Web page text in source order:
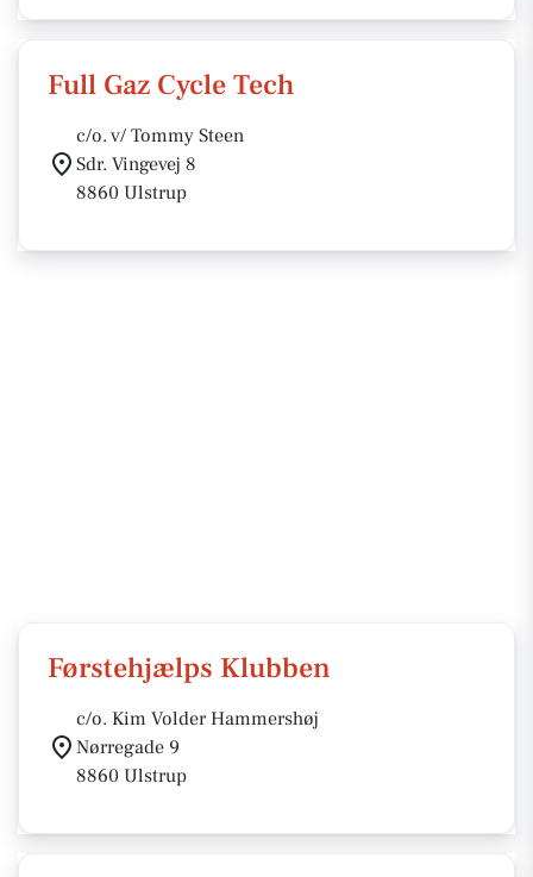
Full Gaz Cycle Tech
c/o. v/ Tommy Steen
Sdr. Vingevej 8
8860 Ulstrup
Førstehjælps Klubben
c/o. Kim Volder Hammershøj
Nørregade 9
8860 Ulstrup